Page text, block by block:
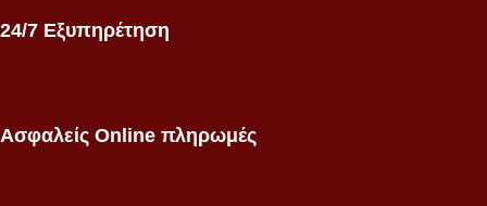
24/7 Εξυπηρέτηση
Ασφαλείς Online πληρωμές